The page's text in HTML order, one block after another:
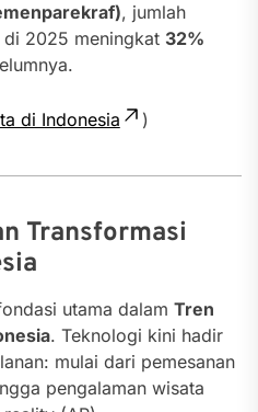
, jumlah
2025 meningkat 32%
di Indonesia )
Transformasi
utama dalam Tren
. Teknologi kini hadir
mulai dari pemesanan
pengalaman wisata